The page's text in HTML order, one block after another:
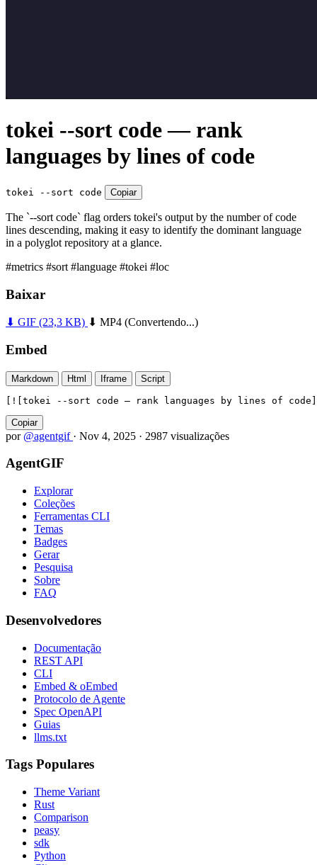
tokei --sort code — rank
languages by lines of code
tokei --sort code Copiar
The `--sort code` flag orders tokei's output by the number of code
lines descending, making it easy to identify the dominant language
in a polyglot repository at a glance.
#metrics #sort #language #tokei #loc
Baixar
⬇ GIF (23,3 KB) ⬇ MP4 (Convertendo...)
Embed
Markdown Html Iframe Script
[![tokei --sort code — rank languages by lines of
Copiar
por @agentgif · Nov 4, 2025 · 2987 visualizações
AgentGIF
Explorar
Coleções
Ferramentas CLI
Temas
Badges
Gerar
Pesquisa
Sobre
FAQ
Desenvolvedores
Documentação
REST API
CLI
Embed & oEmbed
Protocolo de Agente
Spec OpenAPI
Guias
llms.txt
Tags Populares
Theme Variant
Rust
Comparison
peasy
sdk
Python